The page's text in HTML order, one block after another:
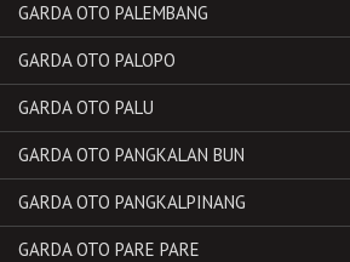
GARDA OTO PALEMBANG
GARDA OTO PALOPO
GARDA OTO PALU
GARDA OTO PANGKALAN BUN
GARDA OTO PANGKALPINANG
GARDA OTO PARE PARE